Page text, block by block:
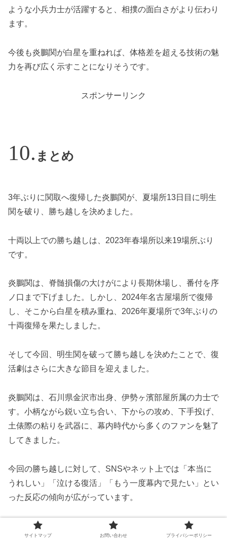
ような小兵力士が活躍すると、相撲の面白さがより伝わり
ます。
今後も炎鵬関が白星を重ねれば、体格差を超える技術の魅
力を再び広く示すことになりそうです。
スポンサーリンク
まとめ
3年ぶりに関取へ復帰した炎鵬関が、夏場所13日目に明生
関を破り、勝ち越しを決めました。
十両以上での勝ち越しは、2023年春場所以来19場所ぶり
です。
炎鵬関は、脊髄損傷の大けがにより長期休場し、番付を序
ノ口まで下げました。しかし、2024年名古屋場所で復帰
し、そこから白星を積み重ね、2026年夏場所で3年ぶりの
十両復帰を果たしました。
そして今回、明生関を破って勝ち越しを決めたことで、復
活劇はさらに大きな節目を迎えました。
炎鵬関は、石川県金沢市出身、伊勢ヶ濱部屋所属の力士で
す。小柄ながら鋭い立ち合い、下からの攻め、下手投げ、
土俵際の粘りを武器に、幕内時代から多くのファンを魅了
してきました。
今回の勝ち越しに対して、SNSやネット上では「本当に
うれしい」「泣ける復活」「もう一度幕内で見たい」とい
った反応の傾向が広がっています。
今後は、夏場所を何勝で終えるのか、来場所の番付がどこ
まで上がるのか、体の状態を保ちながら十両で安定した相
サイトマップ お問い合わせ プライバシーポリシー